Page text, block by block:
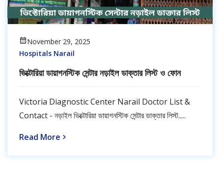
November 29, 2025
Hospitals Narail
ভিক্টোরিয়া ডায়াগনস্টিক সেন্টার নড়াইল ডাক্তার লিস্ট ও ফোন
Victoria Diagnostic Center Narail Doctor List &
Contact - নড়াইল ভিক্টোরিয়া ডায়াগনস্টিক সেন্টার ডাক্তার লিস্ট.....
Read More